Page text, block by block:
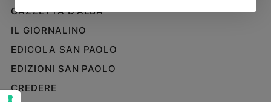
Costume
e
2026
GAZZETTA D'ALBA
IL GIORNALINO
EDICOLA SAN PAOLO
EDIZIONI SAN PAOLO
CREDERE